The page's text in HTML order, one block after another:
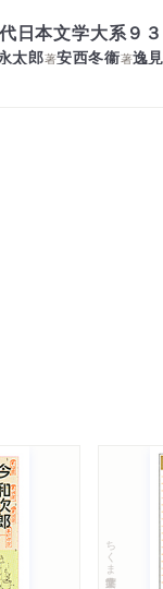
日本文学大系９
太郎著安西冬衞著逸
ちくま学芸文庫